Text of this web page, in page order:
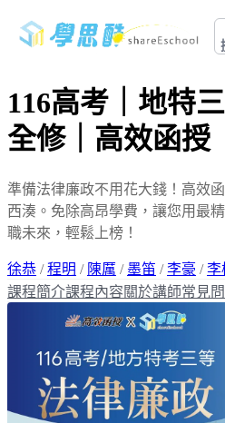
116高考｜地特
全修｜高效函授
準備法律廉政不用花大錢！高效
西湊。免除高昂學費，讓您用最
職未來，輕鬆上榜！
徐恭 /程明 / 陳厲 / 墨笛 /李豪 /李
課程簡介課程內容關於講師常見